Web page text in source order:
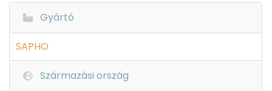
Gyártó
SAPHO
Származási ország